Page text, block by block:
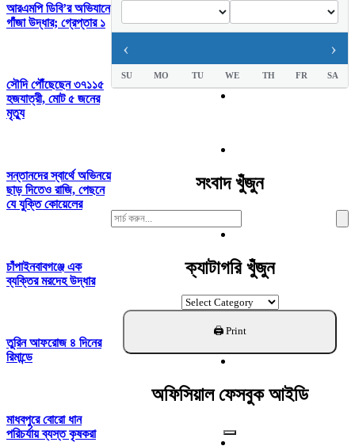
আরএমপি ডিবি’র অভিযানে
গাঁজা উদ্ধার; গ্রেপ্তার ১
সৌদি পৌঁছেছেন ৩৭১১৫
হজযাত্রী, মোট ৫ জনের
মৃত্যু
সন্তানদের স্বার্থে অভিনয়ে
ছাড় দিতেও রাজি, পেছনে
যে যুক্তি কোয়েলের
চাঁপাইনবাবগঞ্জে এক
ব্যক্তির মরদেহ উদ্ধার
তুরিন আফরোজ ৪ দিনের
রিমান্ডে
মাধবপুরে বোরো ধান
পরিচর্যায় ব্যস্ত কৃষকরা
‹ ›
SU MO TU WE TH FR SA
সংবাদ খুঁজুন
Search
For:
ক্যাটাগরি খুঁজুন
ক্যাটাগরি
খুঁজুন
অফিসিয়াল ফেসবুক আইডি